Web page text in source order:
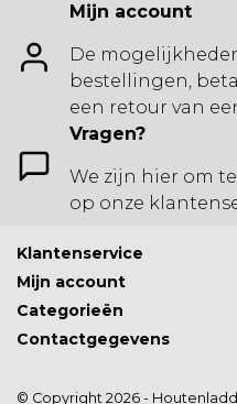
Mijn account
De
bestellingen,
een retour van
Vragen?
We zijn hier om
op onze
Klantenservice
Mijn account
Categorieën
Contactgegevens
© Copyright 2026 -